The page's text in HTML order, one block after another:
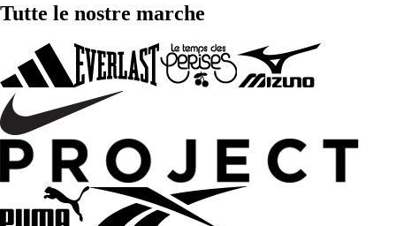
Tutte le nostre marche